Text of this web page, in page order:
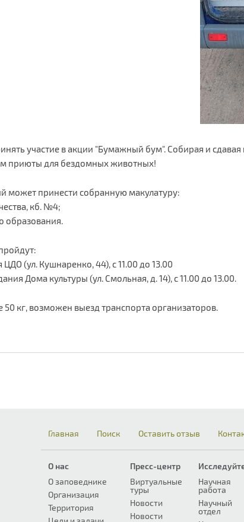
участие в акции "Бумажный бум". Собирая и
приюты для бездомных животных!
может принести собранную макулатуру:
кб. №4;
образования.
(ул. Кушнаренко, 44), с 11.00 до 13.00
Дома культуры (ул. Смольная, д. 14), с 11.00 до 13.00.
кг, возможен выезд транспорта организаторов.
Главная Поиск Оставить отзыв
О нас
О заповеднике
Организация
Территория
Пресс-центр
Виртуальные
туры
Новости
Новости
Научная
работа
Научный
отдел